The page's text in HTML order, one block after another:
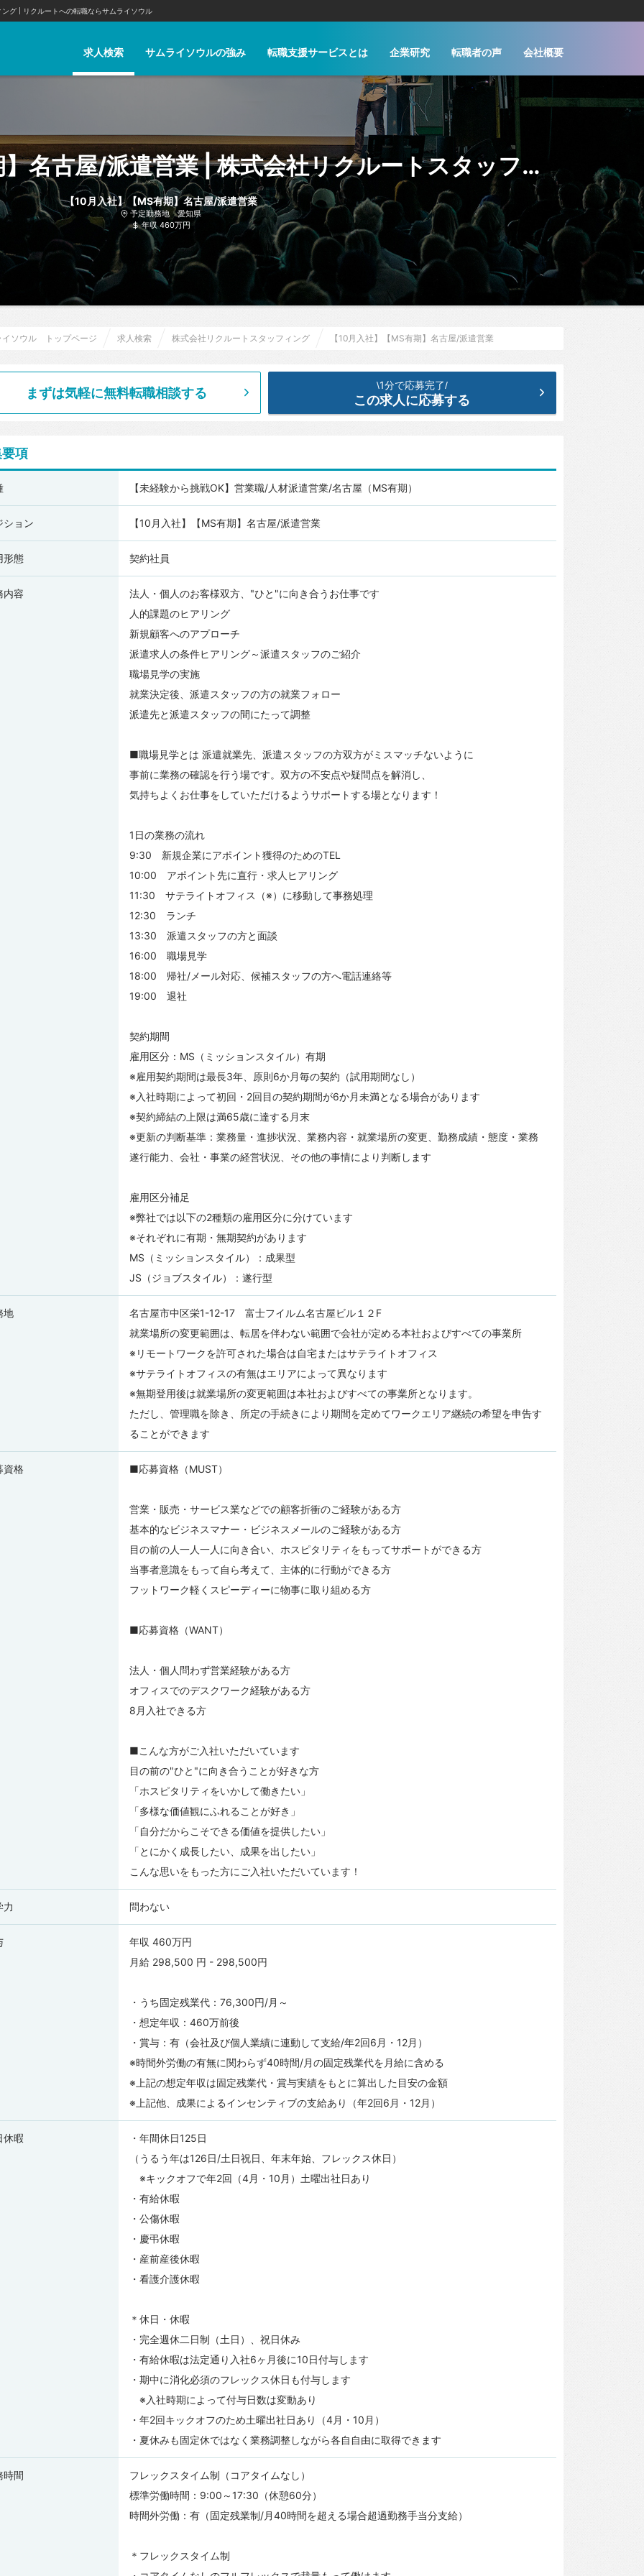
ング リクルートへの転職ならサムライソウル
求人検索 サムライソウルの強み 転職支援サービスとは 企業研究 転職者の声 会社概要
【10月入社】【MS有期】名古屋/派遣営業 | 株式会社リクルートスタッフィング | サムライソウル
【10月入社】【MS有期】名古屋/派遣営業
予定勤務地 愛知県
年収 460万円
イソウル トップページ 求人検索 株式会社リクルートスタッフィング 【10月入社】【MS有期】名古屋/派遣営業
まずは気軽に無料転職相談する
\1分で応募完了/
この求人に応募する
項
【未経験から挑戦OK】営業職/人材派遣営業/名古屋（MS有期）
ション 【10月入社】【MS有期】名古屋/派遣営業
形態 契約社員
内容
法人・個人のお客様双方、"ひと"に向き合うお仕事です
人的課題のヒアリング
新規顧客へのアプローチ
派遣求人の条件ヒアリング～派遣スタッフのご紹介
職場見学の実施
就業決定後、派遣スタッフの方の就業フォロー
派遣先と派遣スタッフの間にたって調整
■職場見学とは 派遣就業先、派遣スタッフの方双方がミスマッチないように
事前に業務の確認を行う場です。双方の不安点や疑問点を解消し、
気持ちよくお仕事をしていただけるようサポートする場となります！
1日の業務の流れ
9:30 新規企業にアポイント獲得のためのTEL
10:00 アポイント先に直行・求人ヒアリング
11:30 サテライトオフィス（※）に移動して事務処理
12:30 ランチ
13:30 派遣スタッフの方と面談
16:00 職場見学
18:00 帰社/メール対応、候補スタッフの方へ電話連絡等
19:00 退社
契約期間
雇用区分：MS（ミッションスタイル）有期
※雇用契約期間は最長3年、原則6か月毎の契約（試用期間なし）
※入社時期によって初回・2回目の契約期間が6か月未満となる場合があります
※契約締結の上限は満65歳に達する月末
※更新の判断基準：業務量・進捗状況、業務内容・就業場所の変更、勤務成績・態度・業務
遂行能力、会社・事業の経営状況、その他の事情により判断します
雇用区分補足
※弊社では以下の2種類の雇用区分に分けています
※それぞれに有期・無期契約があります
MS（ミッションスタイル）：成果型
JS（ジョブスタイル）：遂行型
地
名古屋市中区栄1-12-17 富士フイルム名古屋ビル１２F
就業場所の変更範囲は、転居を伴わない範囲で会社が定める本社およびすべての事業所
※リモートワークを許可された場合は自宅またはサテライトオフィス
※サテライトオフィスの有無はエリアによって異なります
※無期登用後は就業場所の変更範囲は本社およびすべての事業所となります。
ただし、管理職を除き、所定の手続きにより期間を定めてワークエリア継続の希望を申告す
ることができます
資格 ■応募資格（MUST）
営業・販売・サービス業などでの顧客折衝のご経験がある方
基本的なビジネスマナー・ビジネスメールのご経験がある方
目の前の人一人一人に向き合い、ホスピタリティをもってサポートができる方
当事者意識をもって自ら考えて、主体的に行動ができる方
フットワーク軽くスピーディーに物事に取り組める方
■応募資格（WANT）
法人・個人問わず営業経験がある方
オフィスでのデスクワーク経験がある方
8月入社できる方
■こんな方がご入社いただいています
目の前の"ひと"に向き合うことが好きな方
「ホスピタリティをいかして働きたい」
「多様な価値観にふれることが好き」
「自分だからこそできる価値を提供したい」
「とにかく成長したい、成果を出したい」
こんな思いをもった方にご入社いただいています！
力 問わない
年収 460万円
月給 298,500 円 - 298,500円
・うち固定残業代：76,300円/月～
・想定年収：460万前後
・賞与：有（会社及び個人業績に連動して支給/年2回6月・12月）
※時間外労働の有無に関わらず40時間/月の固定残業代を月給に含める
※上記の想定年収は固定残業代・賞与実績をもとに算出した目安の金額
※上記他、成果によるインセンティブの支給あり（年2回6月・12月）
休暇
・年間休日125日
（うるう年は126日/土日祝日、年末年始、フレックス休日）
※キックオフで年2回（4月・10月）土曜出社日あり
・有給休暇
・公傷休暇
・慶弔休暇
・産前産後休暇
・看護介護休暇
＊休日・休暇
・完全週休二日制（土日）、祝日休み
・有給休暇は法定通り入社6ヶ月後に10日付与します
・期中に消化必須のフレックス休日も付与します
※入社時期によって付与日数は変動あり
・年2回キックオフのため土曜出社日あり（4月・10月）
・夏休みも固定休ではなく業務調整しながら各自自由に取得できます
時間
フレックスタイム制（コアタイムなし）
標準労働時間：9:00～17:30（休憩60分）
時間外労働：有（固定残業制/月40時間を超える場合超過勤務手当分支給）
＊フレックスタイム制